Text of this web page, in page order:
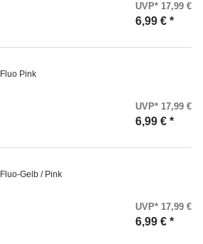
UVP* 17,99 €
6,99 € *
Fluo Pink
UVP* 17,99 €
6,99 € *
Fluo-Gelb / Pink
UVP* 17,99 €
6,99 € *